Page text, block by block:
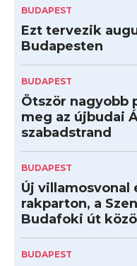
BUDAPEST
Ezt tervezik
Budapesten
BUDAPEST
Ötször nagyobb
meg az újbudai
szabadstrand
BUDAPEST
Új villamosvonal
rakparton, a
Budafoki út
BUDAPEST